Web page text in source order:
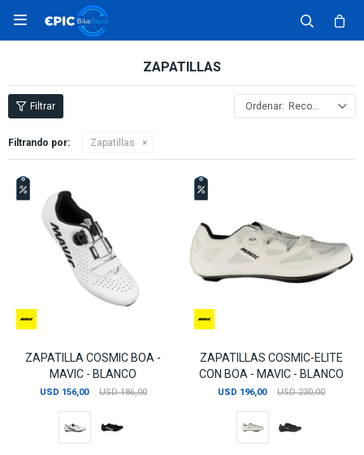

ZAPATILLAS
Recomendados
Filtrando por: Zapatillas
ZAPATILLA COSMIC BOA -
MAVIC - BLANCO
USD 156,00 USD 186,00
ZAPATILLAS COSMIC-ELITE
CON BOA - MAVIC - BLANCO
USD 196,00 USD 230,00